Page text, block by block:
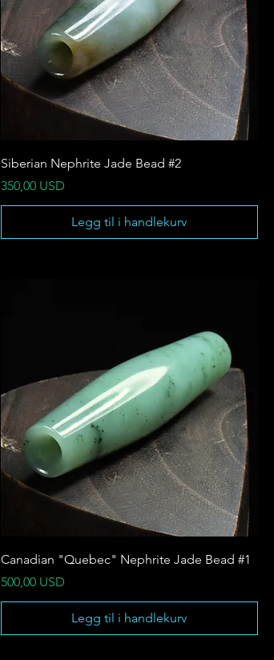
Siberian Nephrite Jade Bead #2
Pris
350,00 USD
Legg til i handlekurv
Canadian "Quebec" Nephrite Jade Bead #1
Pris
500,00 USD
Legg til i handlekurv